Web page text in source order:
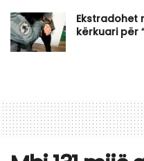
Ekstradohet
kërkuari për